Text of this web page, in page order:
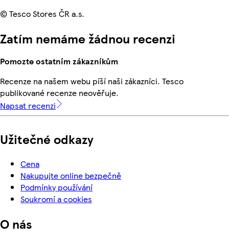
© Tesco Stores ČR a.s.
Zatím nemáme žádnou recenzi
Pomozte ostatním zákazníkům
Recenze na našem webu píší naši zákazníci. Tesco
publikované recenze neověřuje.
Napsat recenzi
Užitečné odkazy
Cena
Nakupujte online bezpečně
Podmínky používání
Soukromí a cookies
O nás